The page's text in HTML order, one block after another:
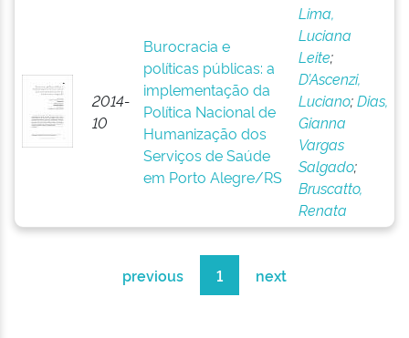
2014-
10
Burocracia e
políticas públicas: a
implementação da
Política Nacional de
Humanização dos
Serviços de Saúde
em Porto Alegre/RS
Lima,
Luciana
Leite;
D’Ascenzi,
Luciano;Dias,
Gianna
Vargas
Salgado;
Bruscatto,
Renata
previous 1 next